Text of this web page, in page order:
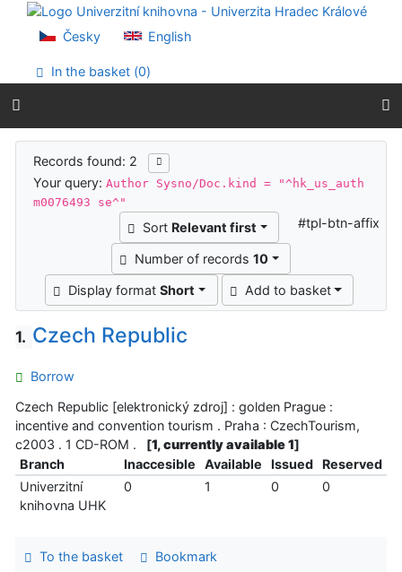
Go to content
Go to menu
Accessibility declaration
Česky English
In the basket (0)
Search results
Records found: 2
Your query:Author Sysno/Doc.kind = "^hk_us_auth
m0076493 se^"
Sort Relevant first
Number of records 10
Display formatShort Add to basket
#tpl-btn-affix
1. Czech Republic
Borrow
Czech Republic [elektronický zdroj] : golden Prague :
incentive and convention tourism . Praha : CzechTourism,
c2003 . 1 CD-ROM .
[1, currently available 1]
Branch
Inaccesible Available Issued
Reserved
Univerzitní
knihovna UHK
0 1 0 0
To the basket
Bookmark